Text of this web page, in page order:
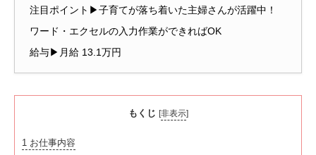
注目ポイント▶子育てが落ち着いた主婦さんが活躍中！
ワード・エクセルの入力作業ができればOK
給与▶月給 13.1万円
もくじ [非表示]
1 お仕事内容